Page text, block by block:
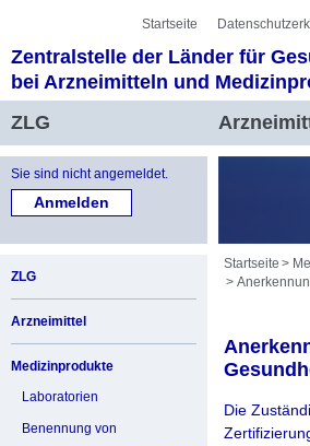
Sprung zur Servicenavigation
Sprung zur Hauptnavigation
Sprung zur Unternavigation
Sprung zur Suche
Sprung zum Inhalt
Sprung zum Fußbereich
Startseite
Zentralstelle der Länder für
bei Arzneimitteln und
ZLG
Sie sind nicht angemeldet.
ZLG
Arzneimittel
Medizinprodukte
Laboratorien
Benennung von
Startseite
Die